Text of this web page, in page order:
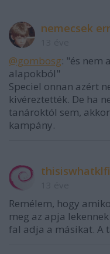
nemecsek
@gombosg: "és nem
alapokból"
Speciel onnan azért
kivéreztették. De ha
tanároktól sem,
kampány.
Remélem, hogy
meg az apja
fal adja a másikat. A